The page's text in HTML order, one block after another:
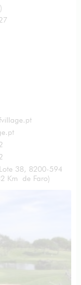
38, 8200-594
Km de Faro)